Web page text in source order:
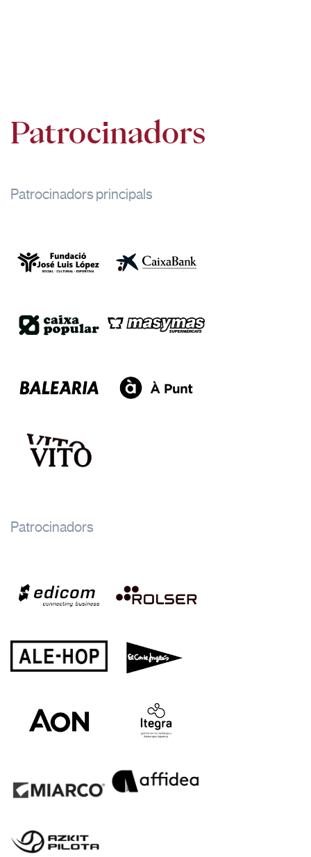
Patrocinadors
Patrocinadors principals
Patrocinadors